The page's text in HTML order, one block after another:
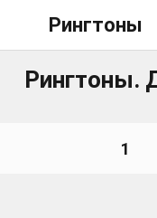
Рингтоны
Рингтоны.
1